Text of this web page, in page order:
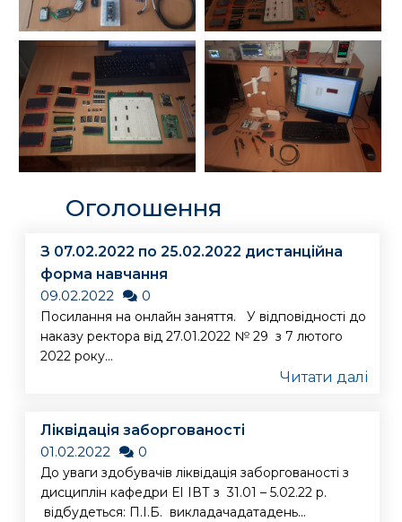
Оголошення
З 07.02.2022 по 25.02.2022 дистанційна
форма навчання
09.02.2022
0
Посилання на онлайн заняття. У відповідності до
наказу ректора від 27.01.2022 № 29 з 7 лютого
2022 року...
Читати далі
Ліквідація заборгованості
01.02.2022
0
До уваги здобувачів ліквідація заборгованості з
дисциплін кафедри ЕІ ІВТ з 31.01 – 5.02.22 р.
відбудеться: П.І.Б. викладачадатадень...